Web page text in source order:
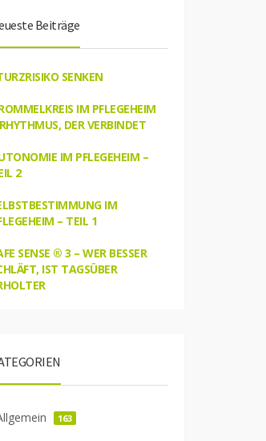
Beiträge
SENKEN
IM PFLEGEHEIM
DER VERBINDET
IM PFLEGEHEIM –
2
IM
– TEIL 1
SENSE ® 3 – WER BESSER
IST TAGSÜBER
163